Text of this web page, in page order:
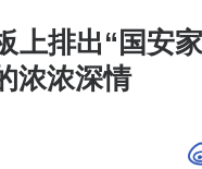
上排出“国安
浓浓深情